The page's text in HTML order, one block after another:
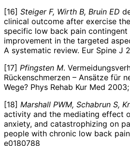
[16] Steiger F, Wirth B, Bruin ED
clinical outcome after exercise
specific low back pain
improvement in the targeted
A systematic review. Eur Spine J
[17] Pfingsten M.
Rückenschmerzen – Ansätze für
Wege? Phys Rehab Kur Med
[18] Marshall PWM, Schabrun S,
activity and the mediating effect
anxiety, and catastrophizing on
people with chronic low back
e0180788